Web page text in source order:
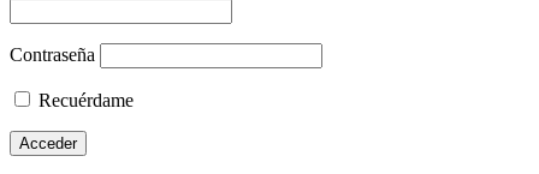
Contraseña
Recuérdame